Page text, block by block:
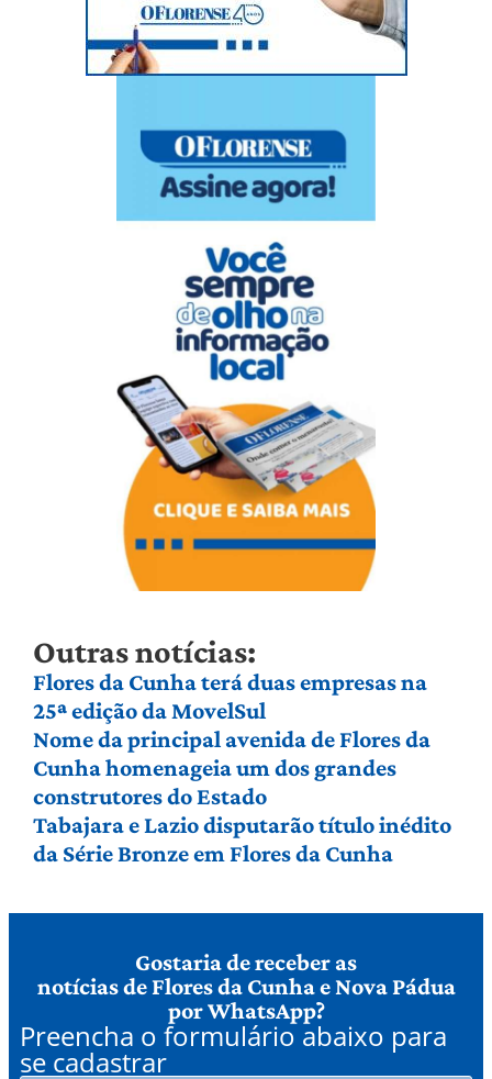
Outras notícias:
Flores da Cunha terá duas empresas na
25ª edição da MovelSul
Nome da principal avenida de Flores da
Cunha homenageia um dos grandes
construtores do Estado
Tabajara e Lazio disputarão título inédito
da Série Bronze em Flores da Cunha
Gostaria de receber as
notícias de Flores da Cunha e Nova Pádua
por WhatsApp?
Preencha o formulário abaixo para
se cadastrar